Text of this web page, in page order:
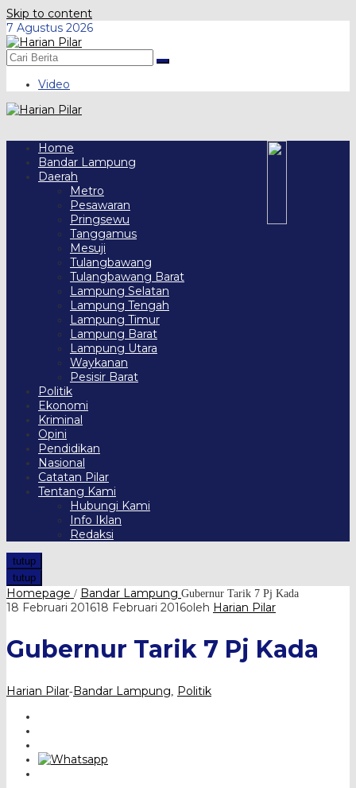
Skip to content
7 Agustus 2026
Video
Home
Bandar Lampung
Daerah
Metro
Pesawaran
Pringsewu
Tanggamus
Mesuji
Tulangbawang
Tulangbawang Barat
Lampung Selatan
Lampung Tengah
Lampung Timur
Lampung Barat
Lampung Utara
Waykanan
Pesisir Barat
Politik
Ekonomi
Kriminal
Opini
Pendidikan
Nasional
Catatan Pilar
Tentang Kami
Hubungi Kami
Info Iklan
Redaksi
tutup
tutup
Homepage / Bandar Lampung Gubernur Tarik 7 Pj Kada
18 Februari 201618 Februari 2016oleh Harian Pilar
Gubernur Tarik 7 Pj Kada
Harian Pilar-Bandar Lampung Politik